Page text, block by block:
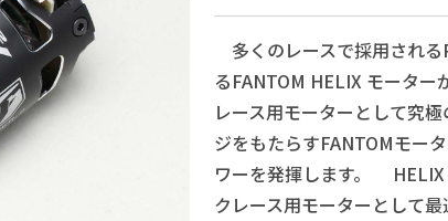
多くのレースで採用され
るFANTOM HELIX モーター
レース用モーターとして究
ジをもたらすFANTOMモー
ワーを発揮します。 HELIX
クレース用モーターとして